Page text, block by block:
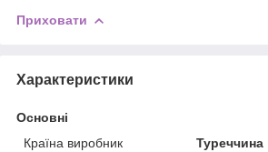
Приховати
Характеристики
Основні
Країна виробник
Туреччина